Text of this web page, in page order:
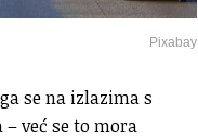
Pixabay
se na izlazima s
već se to mora